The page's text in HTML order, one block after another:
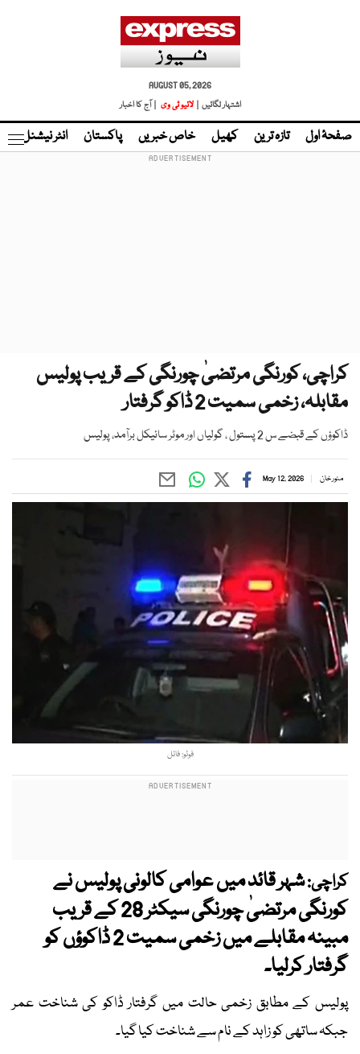
AUGUST 05, 2026
اشتہار لگائیں |
لائیو ٹی وی | آج کا اخبار
صفحۂ اول تازہ ترین کھیل خاص خبریں پاکستان انٹر نیشنل
کراچی، کورنگی مرتضیٰ چورنگی کے قریب پولیس
مقابلہ، زخمی سمیت 2 ڈاکو گرفتار
ڈاکوؤں کے قبضے س 2 پستول ، گولیاں اور موٹر سائیکل برآمد، پولیس
منور خان May 12, 2026
فوٹو: فائل
کراچی:شہر قائد میں عوامی کالونی پولیس نے
کورنگی مرتضیٰ چورنگی سیکٹر 28 کے قریب
مبینہ مقابلے میں زخمی سمیت 2 ڈاکوؤں کو
گرفتار کرلیا۔
پولیس کے مطابق زخمی حالت میں گرفتار ڈاکو کی شناخت عمر
جبکہ ساتھی کو زاہد کے نام سے شناخت کیا گیا۔